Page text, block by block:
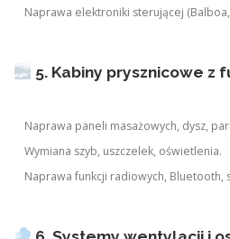
Naprawa elektroniki sterującej (Balboa,
5. Kabiny prysznicowe z
Naprawa paneli masażowych, dysz,
Wymiana szyb, uszczelek, oświetlenia.
Naprawa funkcji radiowych, Bluetooth,